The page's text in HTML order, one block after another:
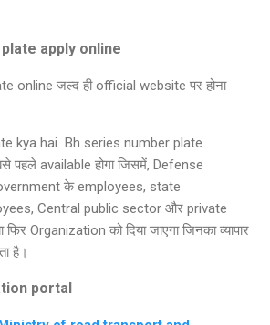
apply online
online जल्द ही official website पर होना
kya hai Bh series number plate
पहले available होगा जिसमें, Defense
के employees, state
Central public sector और private
Organization को दिया जाएगा जिनका व्यापार
है।
portal